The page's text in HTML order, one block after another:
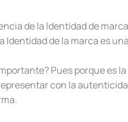
de la Identidad de
Identidad de la marca es
Pues porque es
con la